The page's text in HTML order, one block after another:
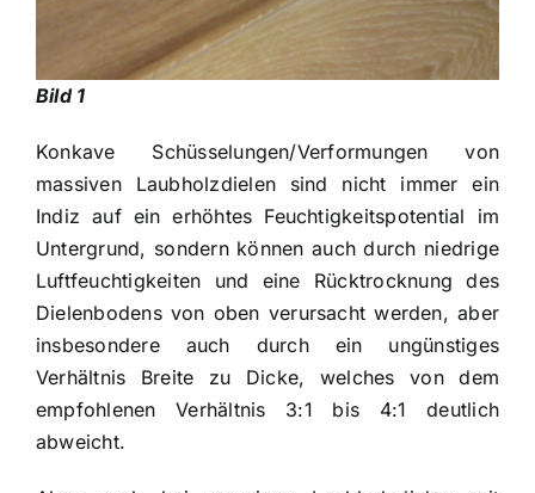
Bild 1
Konkave Schüsselungen/Verformungen von
massiven Laubholzdielen sind nicht immer ein
Indiz auf ein erhöhtes Feuchtigkeitspotential im
Untergrund, sondern können auch durch niedrige
Luftfeuchtigkeiten und eine Rücktrocknung des
Dielenbodens von oben verursacht werden, aber
insbesondere auch durch ein ungünstiges
Verhältnis Breite zu Dicke, welches von dem
empfohlenen Verhältnis 3:1 bis 4:1 deutlich
abweicht.